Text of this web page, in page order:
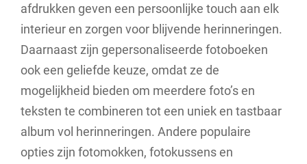
afdrukken geven een persoonlijke touch aan elk
interieur en zorgen voor blijvende herinneringen.
Daarnaast zijn gepersonaliseerde fotoboeken
ook een geliefde keuze, omdat ze de
mogelijkheid bieden om meerdere foto’s en
teksten te combineren tot een uniek en tastbaar
album vol herinneringen. Andere populaire
opties zijn fotomokken, fotokussens en